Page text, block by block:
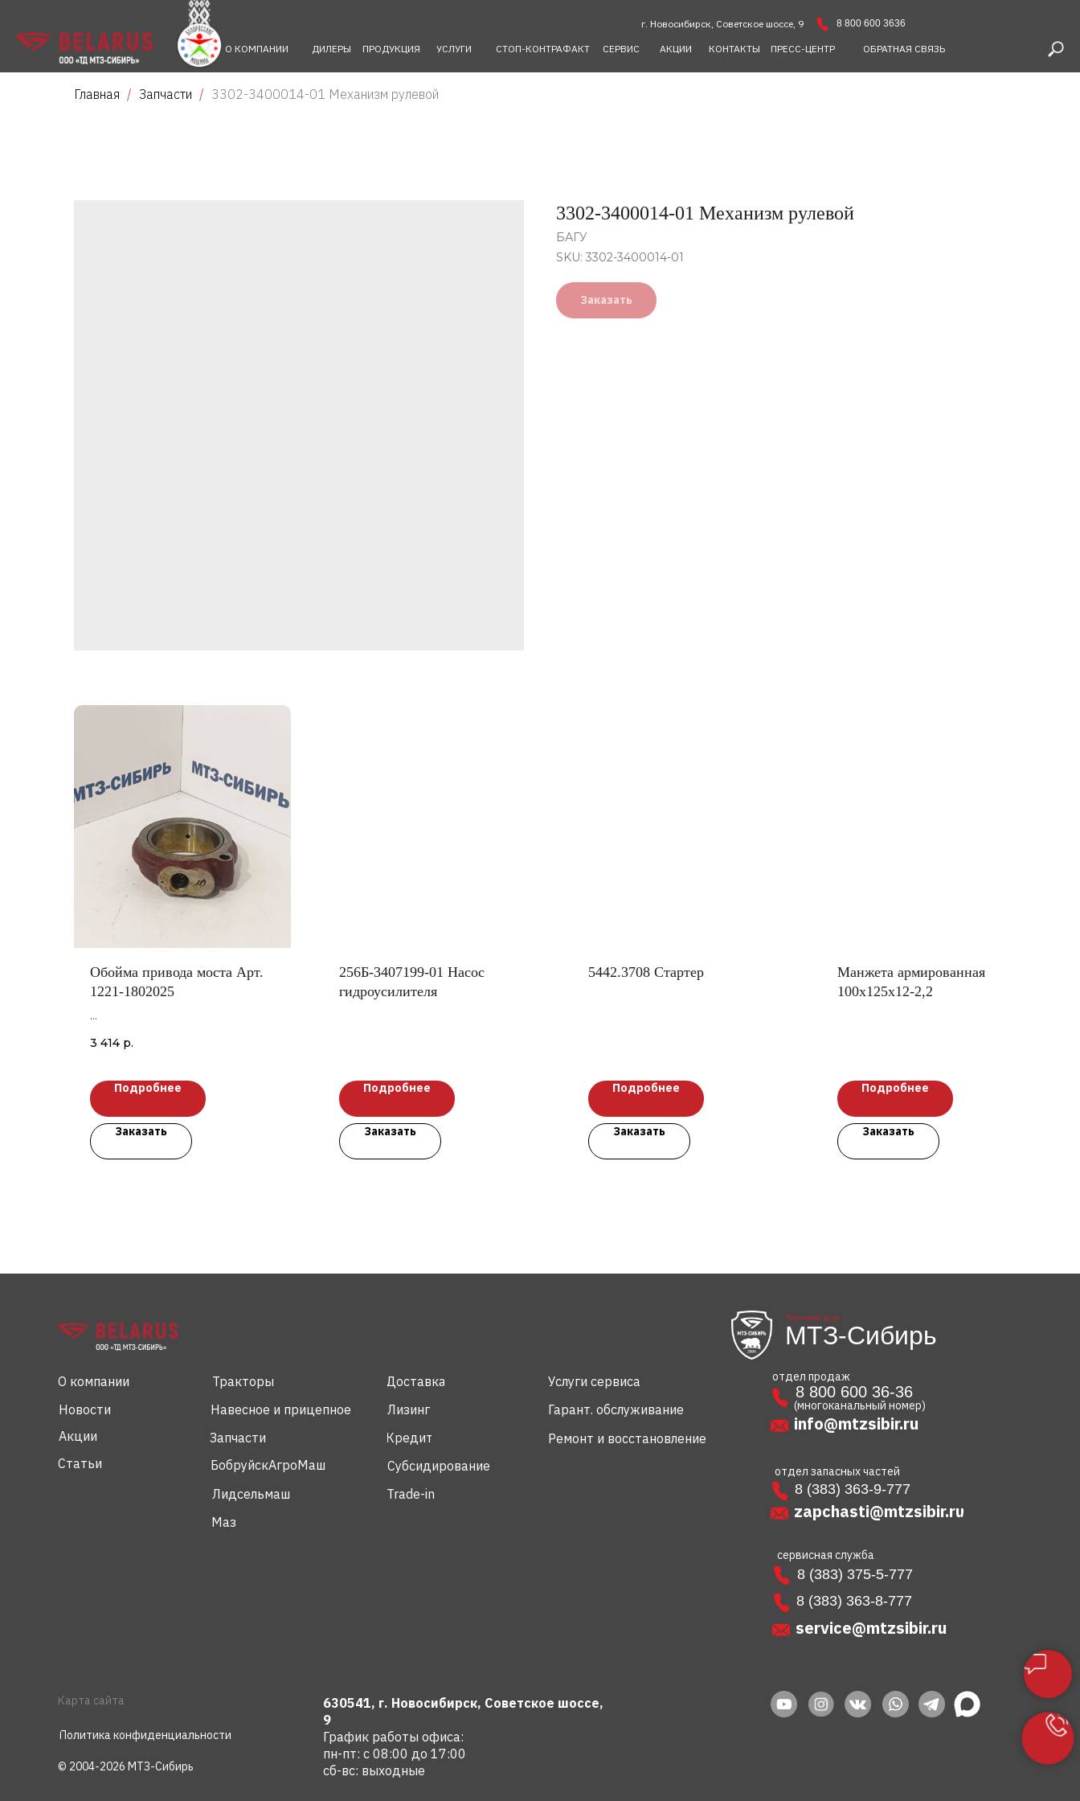
ОБРАТНАЯ СВЯЗЬ
ПРЕСС-ЦЕНТР
КОНТАКТЫ
АКЦИИ
СЕРВИС
СТОП-КОНТРАФАКТ
УСЛУГИ
ПРОДУКЦИЯ
ДИЛЕРЫ
О КОМПАНИИ
г. Новосибирск, Советское шоссе, 9 8 800 600 3636
Главная Запчасти 3302-3400014-01 Механизм рулевой
3302-3400014-01 Механизм рулевой
БАГУ
SKU: 3302-3400014-01
Заказать
Обойма привода моста Арт.
1221-1802025
1221-1802025
3 414 р.
Подробнее
Заказать
256Б-3407199-01 Насос
гидроусилителя
Подробнее
Заказать
5442.3708 Стартер
Подробнее
Заказать
Манжета армированная
100х125х12-2,2
Подробнее
Заказать
Торговый дом
МТЗ-Сибирь
Акции
Статьи
Новости
Trade-in
Субсидирование
Кредит
Лизинг
Ремонт и восстановление
Гарант. обслуживание
Услуги сервиса
Доставка
Маз
Лидсельмаш
БобруйскАгроМаш
Запчасти
Навесное и прицепное
Тракторы
О компании
© 2004-2026 МТЗ-Сибирь
Карта сайта
Политика конфиденциальности
630541, г. Новосибирск, Советское шоссе,
9
График работы офиса:
пн-пт: с 08:00 до 17:00
сб-вс: выходные
service@mtzsibir.ru
zapchasti@mtzsibir.ru
отдел запасных частей
сервисная служба
info@mtzsibir.ru
8 (383) 375-5-777
отдел продаж
(многоканальный номер)
8 800 600 36-36
8 (383) 363-9-777
8 (383) 363-8-777